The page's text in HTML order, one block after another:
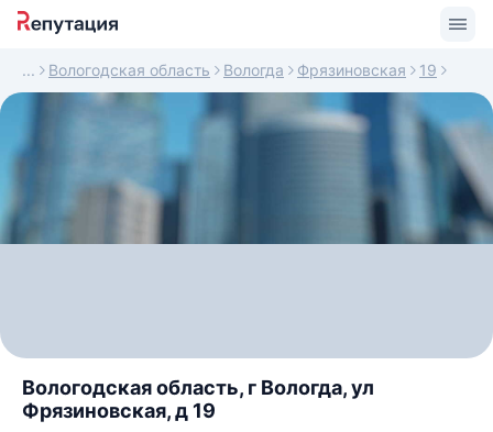
Вологодская область Вологда Фрязиновская 19
Вологодская область, г Вологда, ул
Фрязиновская, д 19